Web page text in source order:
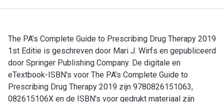
The PA’s Complete Guide to Prescribing Drug Therapy 2019
1st Editie is geschreven door Mari J. Wirfs en gepubliceerd
door Springer Publishing Company. De digitale en
eTextbook-ISBN's voor The PA’s Complete Guide to
Prescribing Drug Therapy 2019 zijn 9780826151063,
082615106X en de ISBN's voor gedrukt materiaal zijn